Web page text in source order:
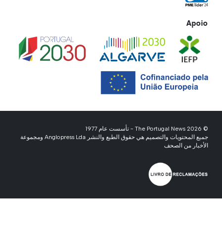
Apoio
© 2026 The Portugal News - تأسست عام 1977
جميع المحتويات والتصميم هي حقوق الطبع والنشر Anglopress Lda ومجموعة
الأخبار من الصحف